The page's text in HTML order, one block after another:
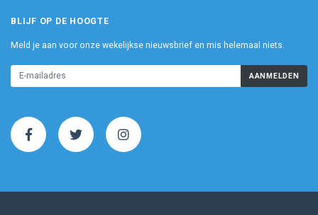
BLIJF OP DE HOOGTE
Meld je aan voor onze wekelijkse nieuwsbrief en mis helemaal niets.
AANMELDEN